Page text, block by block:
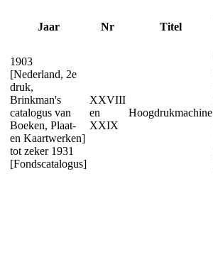
Jaar Nr Titel
1903
[Nederland, 2e
druk,
Brinkman's
catalogus van
Boeken, Plaat-
en Kaartwerken]
tot zeker 1931
[Fondscatalogus]
XXVIII
en
XXIX
Hoogdrukmachine